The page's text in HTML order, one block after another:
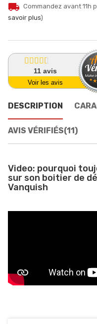
local_shipping Commandez avant 11h
savoir plus)
11 avis
Voir les avis
DESCRIPTION
AVIS VÉRIFIÉS(11)
Video: pourquoi
sur son boitier de
Vanquish